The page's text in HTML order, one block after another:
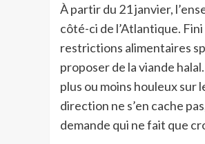
À partir du 21 janvier,
côté-ci de l’Atlantique.
restrictions alimentaires
proposer de la viande
plus ou moins houleux sur
direction ne s’en cache
demande qui ne fait que